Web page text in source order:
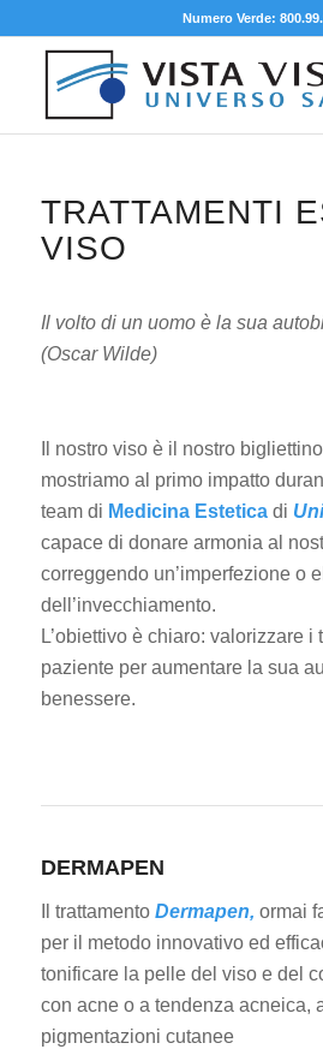
Numero Verde:
TRATTAMENTI
VISO
Il volto di un uomo è la sua
(Oscar Wilde)
Il nostro viso è il nostro
mostriamo al primo impatto
team di Medicina Estetica di
capace di donare armonia al
correggendo un’imperfezione o
dell’invecchiamento.
L’obiettivo è chiaro: valorizzare i
paziente per aumentare la sua
benessere.
DERMAPEN
Il trattamento Dermapen, ormai
per il metodo innovativo ed
tonificare la pelle del viso e del
con acne o a tendenza acneica,
pigmentazioni cutanee